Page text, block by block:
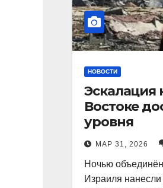
НОВОСТИ
Востоке
уровня
МАР 31, 2026
Ночью
Израиля